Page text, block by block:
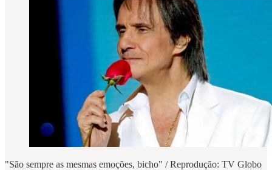
"São sempre as mesmas emoções, bicho" / Reprodução: TV Globo